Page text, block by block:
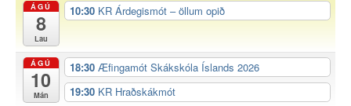
ÁGÚ
8
Lau
10:30 KR Árdegismót – öllum opið
ÁGÚ
10
Mán
18:30 Æfingamót Skákskóla Íslands 2026
19:30 KR Hraðskákmót